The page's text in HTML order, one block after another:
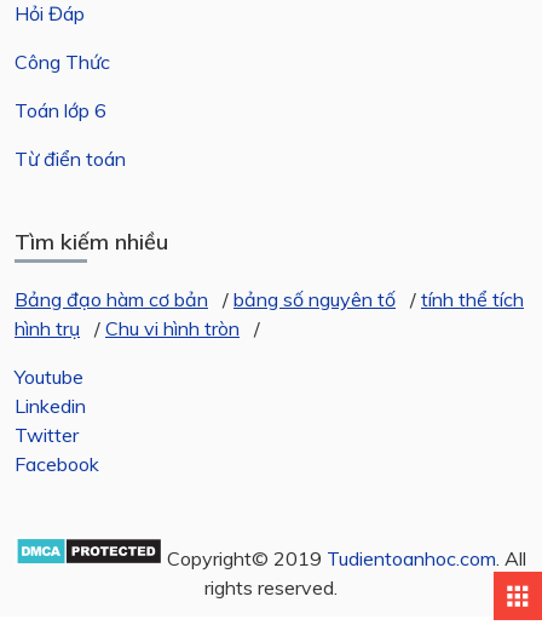
Hỏi Đáp
Công Thức
Toán lớp 6
Từ điển toán
Tìm kiếm nhiều
Bảng đạo hàm cơ bản / bảng số nguyên tố / tính thể tích
hình trụ
/ Chu vi hình tròn
/
Youtube
Linkedin
Twitter
Facebook
Copyright© 2019 Tudientoanhoc.com. All
rights reserved.
apps